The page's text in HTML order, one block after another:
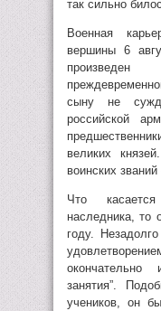
так сильно
Военная
вершины 6
сыну не
российской
великих
воинских
Что
наследника, то
году.
занятия”.
учеников, он